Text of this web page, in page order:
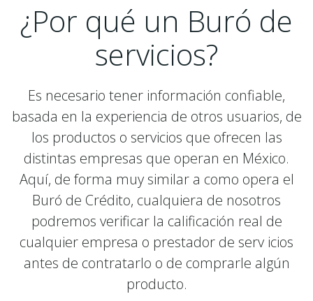
¿Por qué un Buró de
servicios?
Es necesario tener información confiable,
basada en la experiencia de otros usuarios, de
los productos o servicios que ofrecen las
distintas empresas que operan en México.
Aquí, de forma muy similar a como opera el
Buró de Crédito, cualquiera de nosotros
podremos verificar la calificación real de
cualquier empresa o prestador de serv icios
antes de contratarlo o de comprarle algún
producto.